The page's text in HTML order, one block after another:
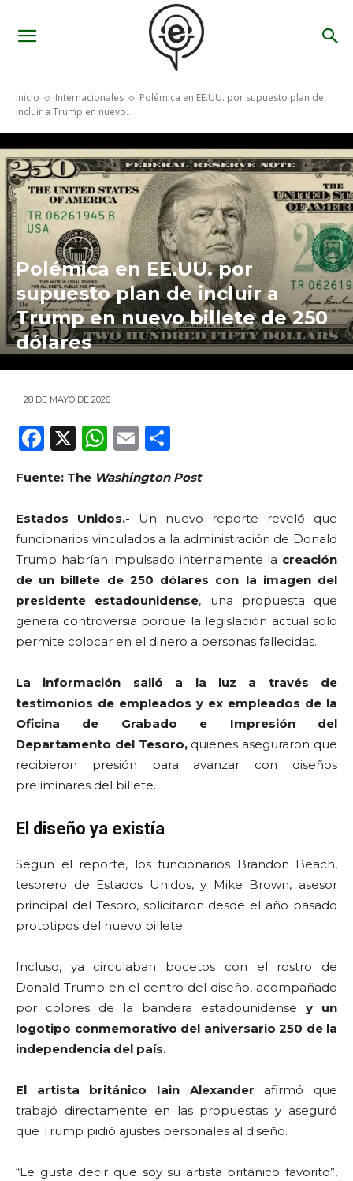
Inicio Internacionales
Polémica en EE.UU. por supuesto plan de
incluir a Trump en nuevo...
Polémica en EE.UU. por
supuesto plan de incluir a
Trump en nuevo billete de 250
dólares
28 DE MAYO DE 2026
F
c
e
b
o
o
k
X
W
a
ts
A
p
p
E
ai
l
m
p
ar
ti
r
Fuente: The Washington Post
Estados Unidos.- Un nuevo reporte reveló que
funcionarios vinculados a la administración de Donald
Trump habrían impulsado internamente la creación
de un billete de 250 dólares con la imagen del
presidente estadounidense, una propuesta que
genera controversia porque la legislación actual solo
permite colocar en el dinero a personas fallecidas.
La información salió a la luz a través de
testimonios de empleados y ex empleados de la
Oficina de Grabado e Impresión del
Departamento del Tesoro, quienes aseguraron que
recibieron presión para avanzar con diseños
preliminares del billete.
El diseño ya existía
Según el reporte, los funcionarios Brandon Beach,
tesorero de Estados Unidos, y Mike Brown, asesor
principal del Tesoro, solicitaron desde el año pasado
prototipos del nuevo billete.
Incluso, ya circulaban bocetos con el rostro de
Donald Trump en el centro del diseño, acompañado
por colores de la bandera estadounidense y un
logotipo conmemorativo del aniversario 250 de la
independencia del país.
El artista británico Iain Alexander afirmó que
trabajó directamente en las propuestas y aseguró
que Trump pidió ajustes personales al diseño.
“Le gusta decir que soy su artista británico favorito”,